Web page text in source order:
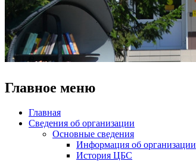
Главное меню
Главная
Сведения об организации
Основные сведения
Информация об организации
История ЦБС